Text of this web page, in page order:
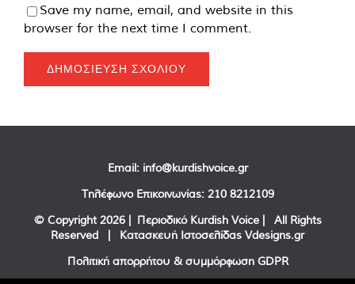
Save my name, email, and website in this
browser for the next time I comment.
Email: info@kurdishvoice.gr
Τηλέφωνο Επικοινωνίας: 210 8212109
© Copyright 2026 | Περιοδικό Kurdish Voice | All Rights
Reserved | Κατασκευή Ιστοσελίδας Vdesigns.gr
Πολιτική απορρήτου & συμμόρφωση GDPR